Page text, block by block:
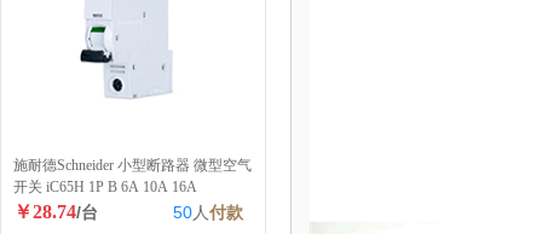
施耐德Schneider 小型断路器 微型空气
开关 iC65H 1P B 6A 10A 16A
￥28.74/台 50人付款